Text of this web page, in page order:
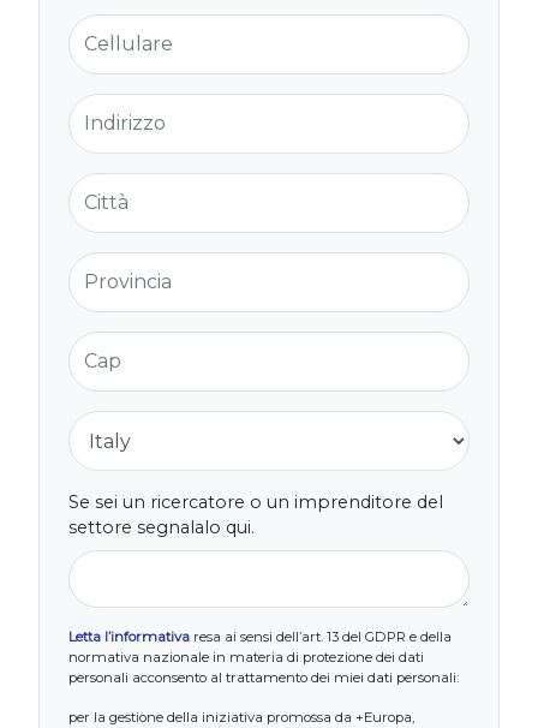
Cellulare
Indirizzo
Città
Provincia
Cap
Nazione
Se sei un ricercatore o un imprenditore del
settore segnalalo qui.
Letta l’informativa resa ai sensi dell’art. 13 del GDPR e della
normativa nazionale in materia di protezione dei dati
personali acconsento al trattamento dei miei dati personali:
per la gestione della iniziativa promossa da +Europa,